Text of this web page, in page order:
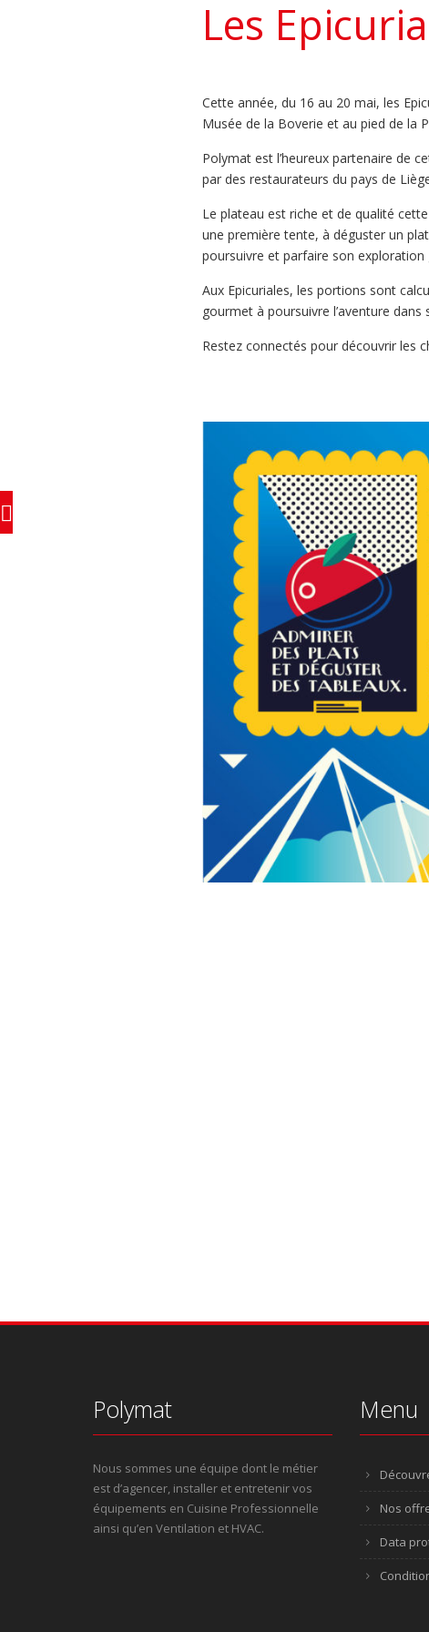
Les
Cette année, du 16 au 20 mai, les
Musée de la Boverie et au pied de la
Polymat est l’heureux partenaire de
par des restaurateurs du pays de
Le plateau est riche et de qualité
une première tente, à déguster un
poursuivre et parfaire son exploration
Aux Epicuriales, les portions sont
gourmet à poursuivre l’aventure
Restez connectés pour découvrir les
Polymat
Nous sommes une équipe dont le métier
est d’agencer, installer et entretenir vos
équipements en Cuisine Professionnelle
ainsi qu’en Ventilation et HVAC.
Menu
Nos
Data